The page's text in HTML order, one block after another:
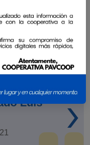
desde el
cuentas hasta la
Luis
›